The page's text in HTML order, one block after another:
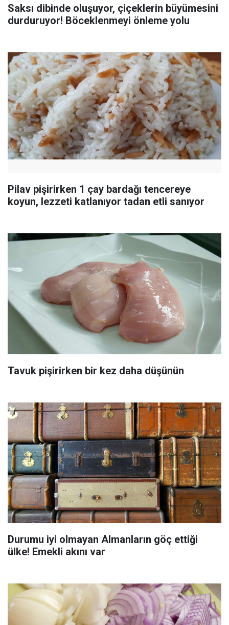
Saksı dibinde oluşuyor, çiçeklerin büyümesini
durduruyor! Böceklenmeyi önleme yolu
Pilav pişirirken 1 çay bardağı tencereye
koyun, lezzeti katlanıyor tadan etli sanıyor
Tavuk pişirirken bir kez daha düşünün
Durumu iyi olmayan Almanların göç ettiği
ülke! Emekli akını var